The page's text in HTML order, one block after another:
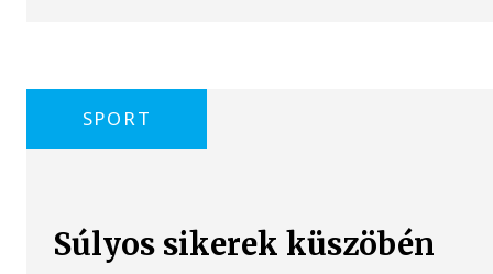
SPORT
Súlyos sikerek küszöbén